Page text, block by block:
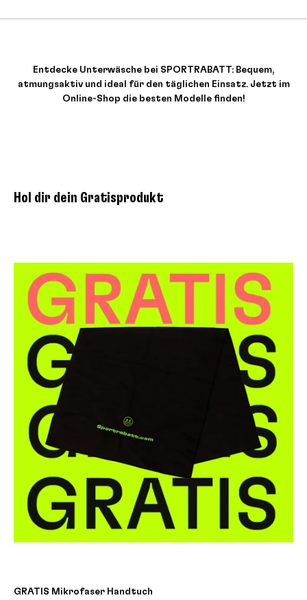
Entdecke Unterwäsche bei SPORTRABATT: Bequem,
atmungsaktiv und ideal für den täglichen Einsatz. Jetzt im
Online-Shop die besten Modelle finden!
Hol dir dein Gratisprodukt
GRATIS Mikrofaser Handtuch